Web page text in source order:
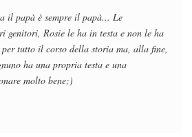
il papà è sempre il papà... Le
genitori, Rosie le ha in testa e non le ha
tutto il corso della storia ma, alla fine,
ha una propria testa e una
molto bene;)